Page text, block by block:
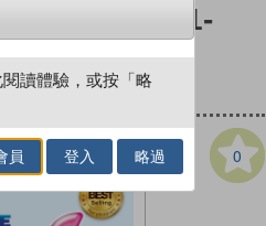
Level 1-
So
0
讀體驗，或按「略
員 登入 略過